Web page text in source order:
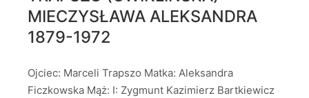
MIECZYSŁAWA ALEKSANDRA
1879-1972
Ojciec: Marceli Trapszo Matka: Aleksandra
Ficzkowska Mąż: I: Zygmunt Kazimierz Bartkiewicz